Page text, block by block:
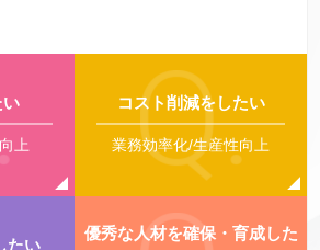
上
コスト削減をしたい
業務効率化/生産性向上
たい
優秀な人材を確保・育成した